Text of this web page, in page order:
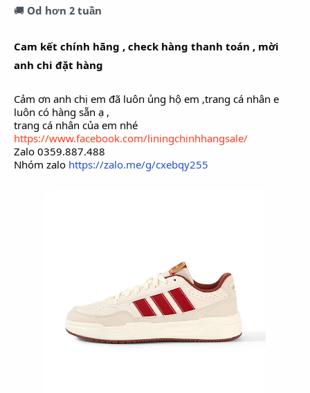
🚚 Od hơn 2 tuần
Cam kết chính hãng , check hàng thanh toán , mời
anh chi đặt hàng
Cảm ơn anh chị em đã luôn ủng hộ em ,trang cá nhân e
luôn có hàng sẵn ạ ,
trang cá nhân của em nhé
https://www.facebook.com/liningchinhhangsale/
Zalo 0359.887.488
Nhóm zalo https://zalo.me/g/cxebqy255